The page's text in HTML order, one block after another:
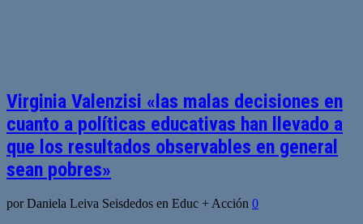
Virginia Valenzisi «las malas decisiones en
cuanto a políticas educativas han llevado a
que los resultados observables en general
sean pobres»
por Daniela Leiva Seisdedos en Educ + Acción 0